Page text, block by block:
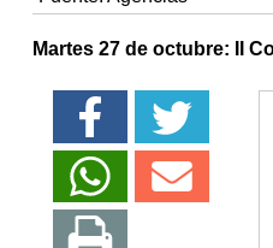
Martes 27 de octubre: II